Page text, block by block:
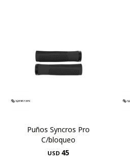
Puños Syncros Pro
C/bloqueo
USD 45